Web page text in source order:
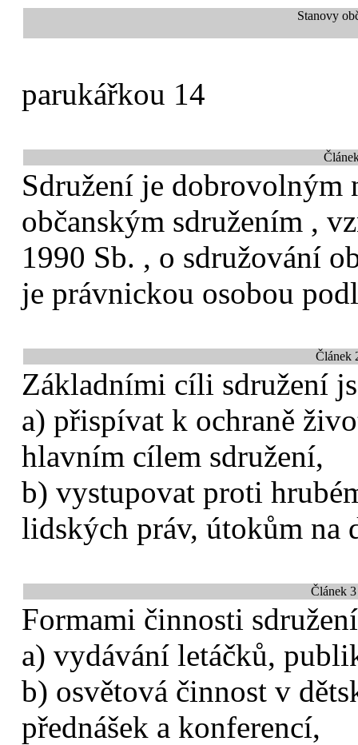
Stanovy
parukářkou 14
Sdružení je dobrovolným
občanským sdružením ,
1990 Sb. , o sdružování
je právnickou osobou
Článek
Základními cíli sdružení
a) přispívat k ochraně
hlavním cílem sdružení,
b) vystupovat proti
lidských práv, útokům na
Článek
Formami činnosti
a) vydávání letáčků,
b) osvětová činnost v
přednášek a konferencí,